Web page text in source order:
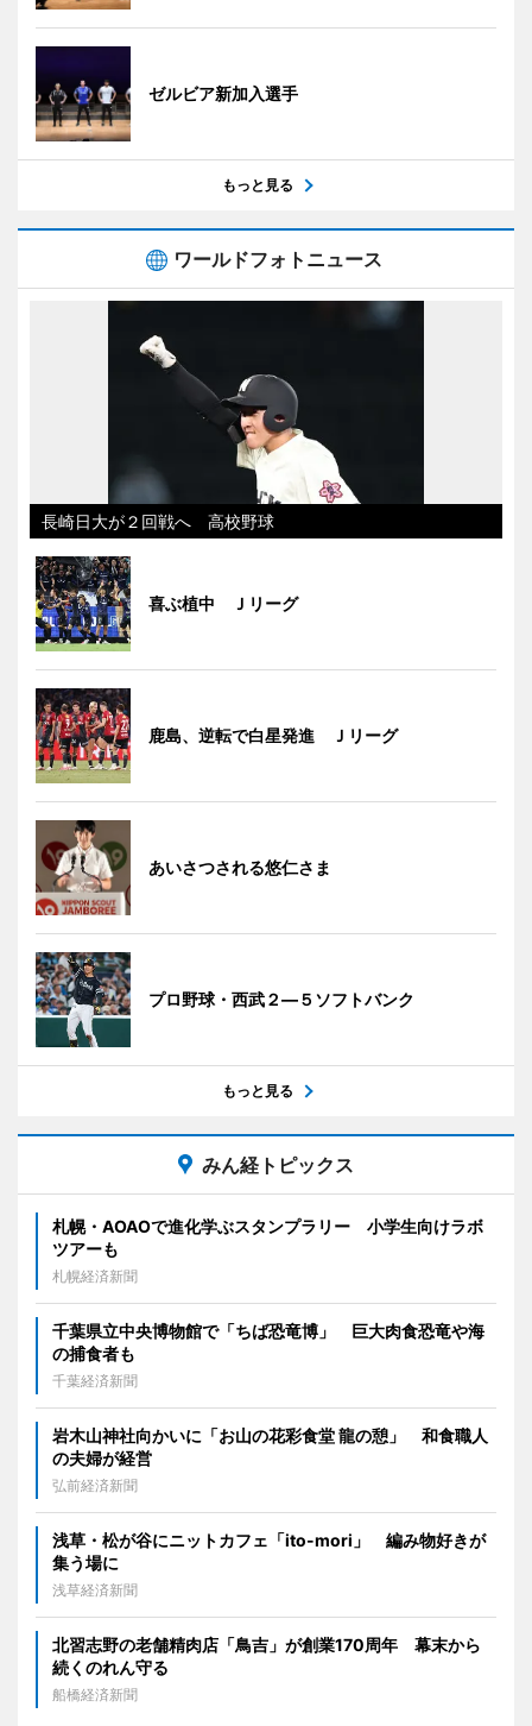
ゼルビア新加入選手
もっと見る
ワールドフォトニュース
長崎日大が２回戦へ 高校野球
喜ぶ植中 Ｊリーグ
鹿島、逆転で白星発進 Ｊリーグ
あいさつされる悠仁さま
プロ野球・西武２―５ソフトバンク
もっと見る
みん経トピックス
札幌・AOAOで進化学ぶスタンプラリー 小学生向けラボ
ツアーも
札幌経済新聞
千葉県立中央博物館で「ちば恐竜博」 巨大肉食恐竜や海
の捕食者も
千葉経済新聞
岩木山神社向かいに「お山の花彩食堂 龍の憩」 和食職人
の夫婦が経営
弘前経済新聞
浅草・松が谷にニットカフェ「ito-mori」 編み物好きが
集う場に
浅草経済新聞
北習志野の老舗精肉店「鳥吉」が創業170周年 幕末から
続くのれん守る
船橋経済新聞